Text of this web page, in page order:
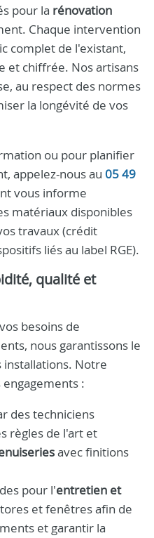
pour la rénovation
Chaque intervention
complet de l'existant,
et chiffrée. Nos artisans
au respect des normes
la longévité de vos
ou pour planifier
appelez-nous au 05 49
vous informe
matériaux disponibles
travaux (crédit
liés au label RGE).
qualité et
besoins de
nous garantissons le
Notre
:
des techniciens
règles de l'art et
avec finitions
pour l'entretien et
et fenêtres afin de
et garantir la